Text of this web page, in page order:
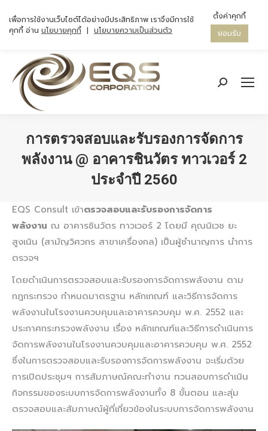
Search:
การตรวจสอบและรับรองการจัดการ
พลังงาน @ อาคารชินวัตร ทาวเวอร์ 2
ประจำปี 2560
EQS Consult เข้าตรวจสอบและรับรองการจัดการ
พลังงาน ณ อาคารชินวัตร ทาวเวอร์ 2 โดยมี คุณนิเวช ยะ
สูงเนิน (สามัญวิศวกร สาขาเครื่องกล) เป็นผู้ชำนาญการ นำการ
ตรวจฯ
โดยดำเนินการตรวจสอบและรับรองการจัดการพลังงาน ตาม
กฎกระทรวง กำหนดมาตรฐาน หลักเกณฑ์ และวิธีการจัดการ
พลังงานในโรงงานควบคุมและอาคารควบคุม พ.ศ. 2552 และ
ประกาศกระทรวงพลังงาน เรื่อง หลักเกณฑ์และวิธีการดำเนินการ
จัดการพลังงานในโรงงานควบคุมและอาคารควบคุม พ.ศ. 2552
ซึ่งในการตรวจสอบและรับรองการจัดการพลังงาน จะเริ่มด้วย
การเปิดประชุมฯ การสัมภาษณ์คณะทำงาน ทวนสอบการดำเนิน
กิจกรรมของระบบการจัดการพลังงานทั้ง 8 ขั้นตอน และสุ่ม
ตรวจสอบและสัมภาษณ์ผู้ที่เกี่ยวข้องในระบบการจัดการพลังงาน
เพื่อการใช้งานเว็บไซต์ได้อย่างมีประสิทธิภาพ เราจึงมีการใช้
คุกกี้ อ่าน นโยบายคุกกี้ | นโยบายความเป็นส่วนตัว
ตั้งค่าคุกกี้
ยอมรับ